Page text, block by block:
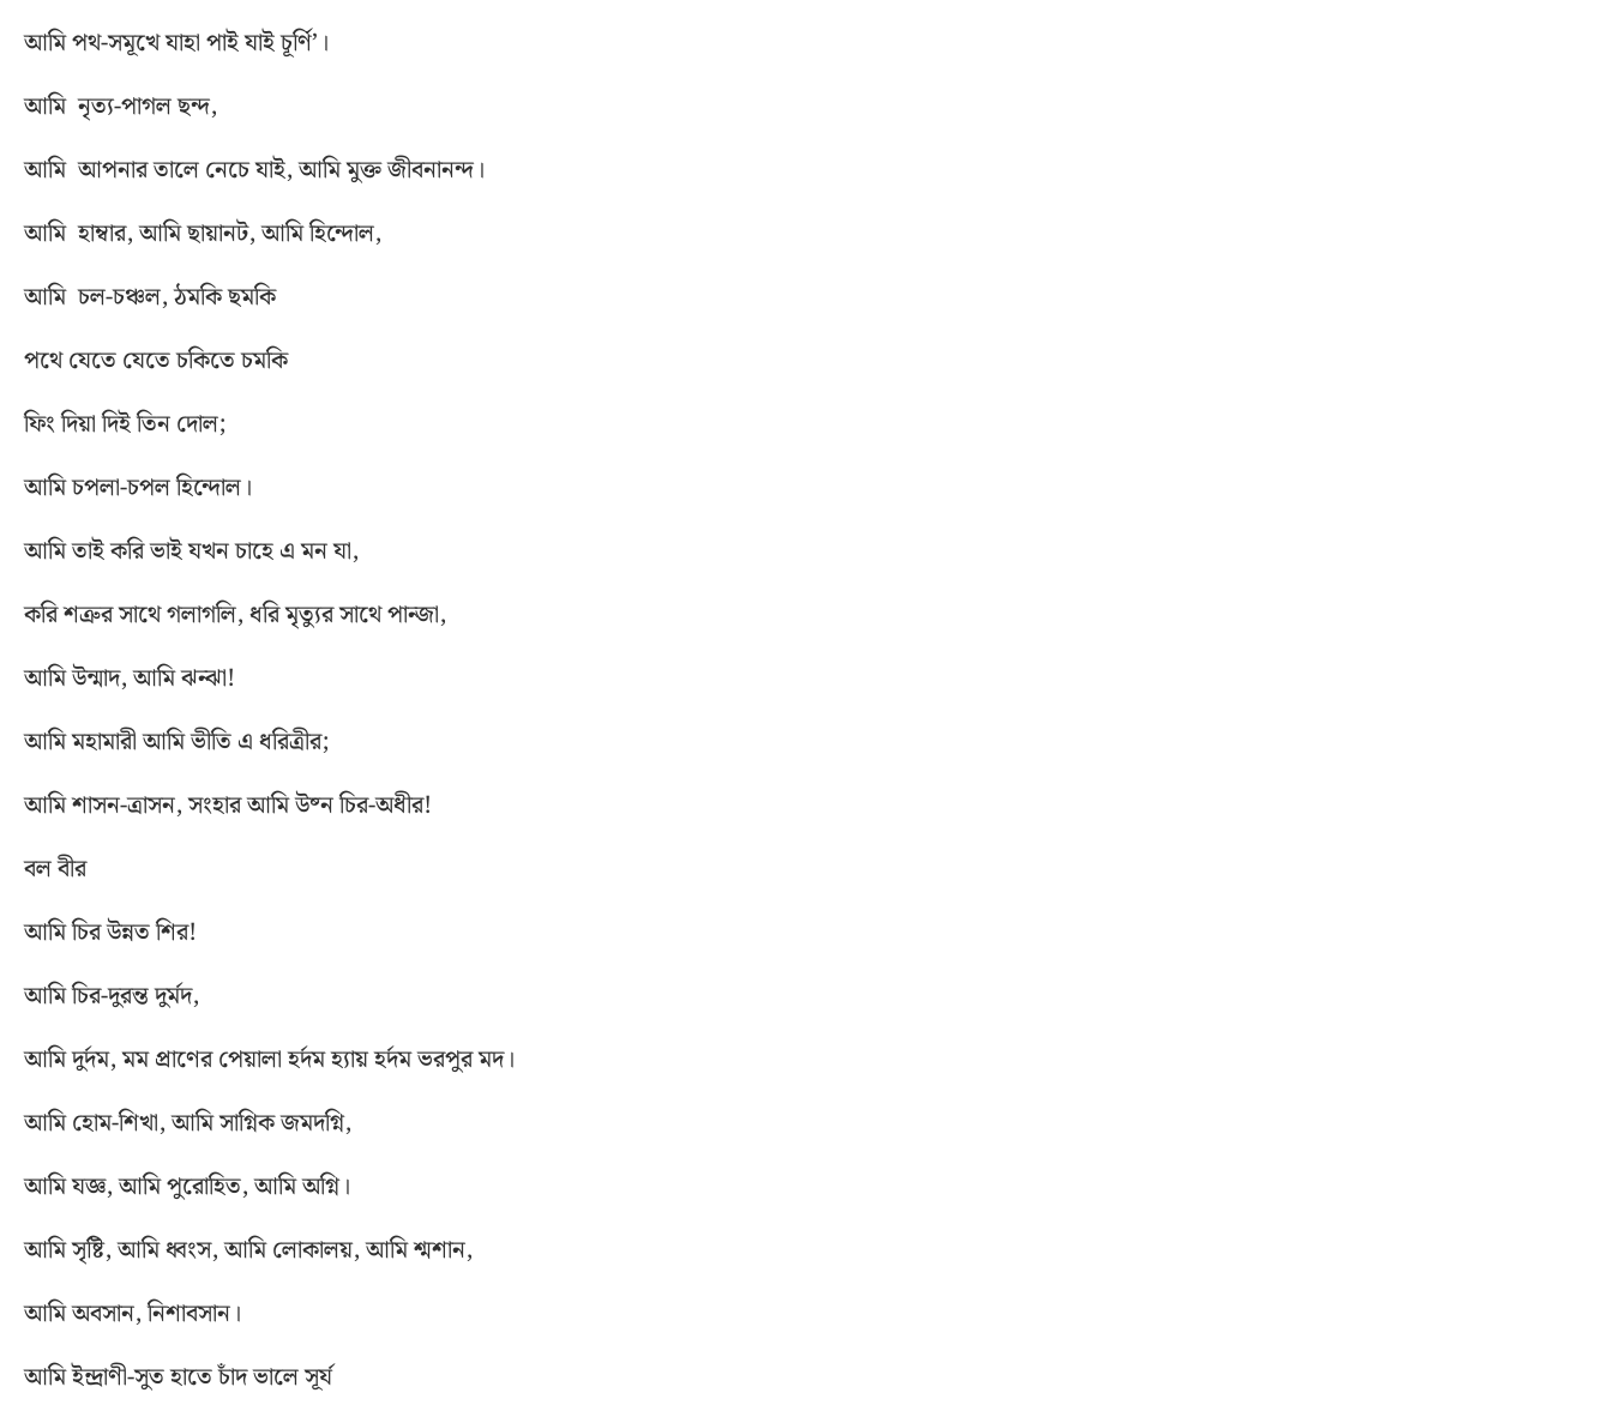
আমি পথ-সমূখে যাহা পাই যাই চূর্ণি’।
আমি নৃত্য-পাগল ছন্দ,
আমি আপনার তালে নেচে যাই, আমি মুক্ত জীবনানন্দ।
আমি হাম্বার, আমি ছায়ানট, আমি হিন্দোল,
আমি চল-চঞ্চল, ঠমকি ছমকি
পথে যেতে যেতে চকিতে চমকি
ফিং দিয়া দিই তিন দোল;
আমি চপলা-চপল হিন্দোল।
আমি তাই করি ভাই যখন চাহে এ মন যা,
করি শত্রুর সাথে গলাগলি, ধরি মৃত্যুর সাথে পান্জা,
আমি উন্মাদ, আমি ঝন্ঝা!
আমি মহামারী আমি ভীতি এ ধরিত্রীর;
আমি শাসন-ত্রাসন, সংহার আমি উষ্ন চির-অধীর!
বল বীর
আমি চির উন্নত শির!
আমি চির-দুরন্ত দুর্মদ,
আমি দুর্দম, মম প্রাণের পেয়ালা হর্দম হ্যায় হর্দম ভরপুর মদ।
আমি হোম-শিখা, আমি সাগ্নিক জমদগ্নি,
আমি যজ্ঞ, আমি পুরোহিত, আমি অগ্নি।
আমি সৃষ্টি, আমি ধ্বংস, আমি লোকালয়, আমি শ্মশান,
আমি অবসান, নিশাবসান।
আমি ইন্দ্রাণী-সুত হাতে চাঁদ ভালে সূর্য